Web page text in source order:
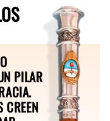
PILAR
CREEN